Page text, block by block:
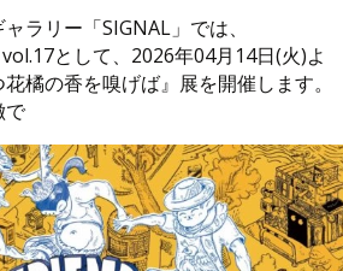
ラリー「SIGNAL」では、
として、2026年04月14日(火)よ
橘の香を嗅げば』展を開催します。
で